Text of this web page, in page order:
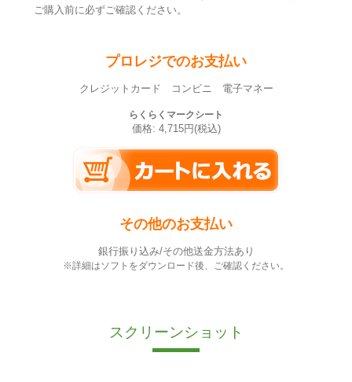
ご購入前に必ずご確認ください。
プロレジでのお支払い
クレジットカード コンビニ 電子マネー
らくらくマークシート
価格: 4,715円(税込)
その他のお支払い
銀行振り込み/その他送金方法あり
※詳細はソフトをダウンロード後、ご確認ください。
スクリーンショット